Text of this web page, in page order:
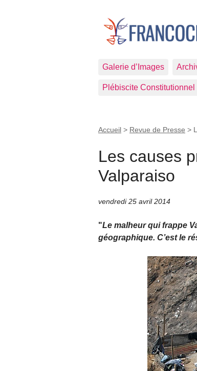
Galerie d’Images
Plébiscite Constitutionnel
Accueil > Revue de Presse >
Les causes
Valparaiso
vendredi 25 avril 2014
"Le malheur qui frappe
géographique. C’est le